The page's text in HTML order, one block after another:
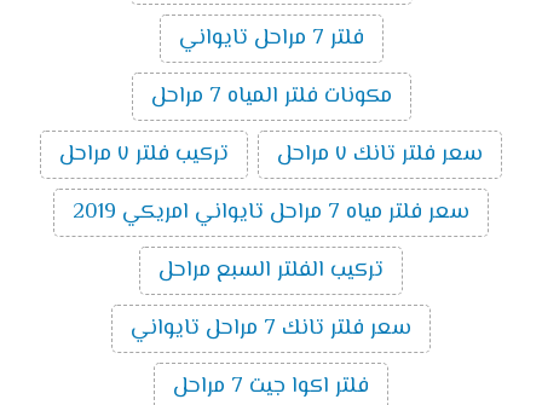
فلتر 7 مراحل تايواني
مكونات فلتر المياه 7 مراحل
سعر فلتر تانك ٧ مراحل
تركيب فلتر ٧ مراحل
سعر فلتر مياه 7 مراحل تايواني امريكي 2019
تركيب الفلتر السبع مراحل
سعر فلتر تانك 7 مراحل تايواني
فلتر اكوا جيت 7 مراحل